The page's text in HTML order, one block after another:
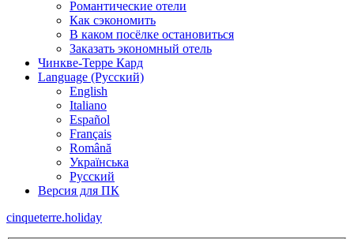
Романтические отели
Как сэкономить
В каком посёлке остановиться
Заказать экономный отель
Чинкве-Терре Кард
Language (Русский)
English
Italiano
Español
Français
Română
Українська
Русский
Версия для ПК
cinqueterre.holiday